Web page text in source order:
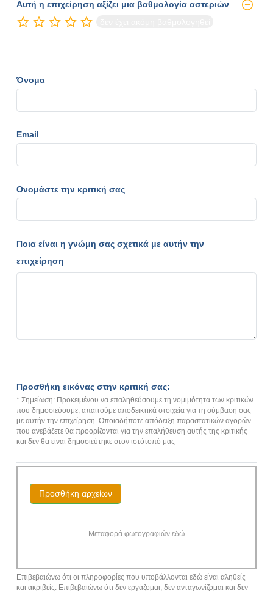
Αυτή η επιχείρηση αξίζει μια βαθμολογία αστεριών
Όνομα
Email
Ονομάστε την κριτική σας
Ποια είναι η γνώμη σας σχετικά με αυτήν την
επιχείρηση
Προσθήκη εικόνας στην κριτική σας:
* Σημείωση: Προκειμένου να επαληθεύσουμε τη νομιμότητα των κριτικών
που δημοσιεύουμε, απαιτούμε αποδεικτικά στοιχεία για τη σύμβασή σας
με αυτήν την επιχείρηση. Οποιαδήποτε απόδειξη παραστατικών αγορών
που ανεβάζετε θα προορίζονται για την επαλήθευση αυτής της κριτικής
και δεν θα είναι δημοσιεύτηκε στον ιστότοπό μας
Προσθήκη αρχείων
Μεταφορά φωτογραφιών εδώ
Επιβεβαιώνω ότι οι πληροφορίες που υποβάλλονται εδώ είναι αληθείς
και ακριβείς. Επιβεβαιώνω ότι δεν εργάζομαι, δεν ανταγωνίζομαι και δεν